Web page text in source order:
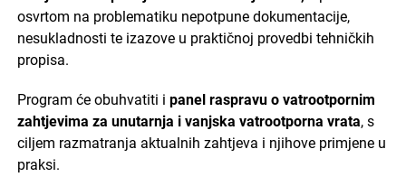
osvrtom na problematiku nepotpune dokumentacije,
nesukladnosti te izazove u praktičnoj provedbi tehničkih
propisa.
Program će obuhvatiti i panel raspravu o vatrootpornim
zahtjevima za unutarnja i vanjska vatrootporna vrata, s
ciljem razmatranja aktualnih zahtjeva i njihove primjene u
praksi.